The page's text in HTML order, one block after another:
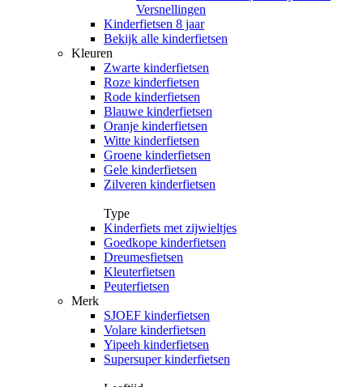
Versnellingen
Kinderfietsen 8 jaar
Bekijk alle kinderfietsen
Kleuren
Zwarte kinderfietsen
Roze kinderfietsen
Rode kinderfietsen
Blauwe kinderfietsen
Oranje kinderfietsen
Witte kinderfietsen
Groene kinderfietsen
Gele kinderfietsen
Zilveren kinderfietsen
Type
Kinderfiets met zijwieltjes
Goedkope kinderfietsen
Dreumesfietsen
Kleuterfietsen
Peuterfietsen
Merk
SJOEF kinderfietsen
Volare kinderfietsen
Yipeeh kinderfietsen
Supersuper kinderfietsen